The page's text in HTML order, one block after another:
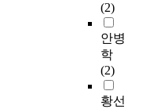
(2)
안병
학
(2)
황선